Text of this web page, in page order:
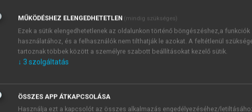
azonosítóval
Kérek értesítést a MeRSZ
Kérek értesítést az
MŰKÖDÉSHEZ ELENGEDHETETLEN (mindig szükséges)
Ezek a sütik elengedhetetlenek az oldalunkon történő böngészéshez,a funkciók
használatához, és a felhasználók nem tilthatják le azokat. A feltétlenül
tartoznak többek között a személyre szabott beállításokat kezelő sütik.
↓ 3 szolgáltatás
ÖSSZES APP ÁTKAPCSOLÁSA
Használja ezt a kapcsolót az összes alkalmazás engedélyezéséhez/